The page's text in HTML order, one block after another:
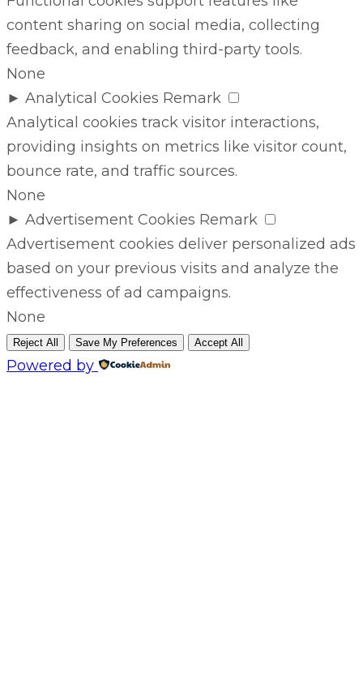
content sharing on social media, collecting
feedback, and enabling third-party tools.
None
► Analytical Cookies Remark
Analytical cookies track visitor interactions,
providing insights on metrics like visitor count,
bounce rate, and traffic sources.
None
► Advertisement Cookies Remark
Advertisement cookies deliver personalized ads
based on your previous visits and analyze the
effectiveness of ad campaigns.
None
Reject All Save My Preferences Accept All
Powered by